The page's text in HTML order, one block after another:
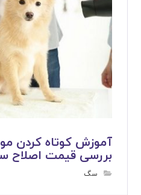
آموزش کوتاه کردن
بررسی قیمت
سگ